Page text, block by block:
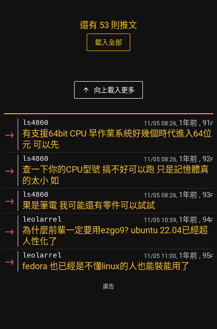
還有 53 則推文
載入全部
向上載入更多
→
ls4860 11/05 08:26, 1年前 , 91 F
有支援64bit CPU 早作業系統好幾個時代進入64位
元 可以先
→
ls4860 11/05 08:26, 1年前 , 92F
查一下你的CPU型號 搞不好可以跑 只是記憶體真
的太小 如
→ ls4860 11/05 08:26, 1年前 , 93F
果是筆電 我可能還有零件可以試試
→
leolarrel 11/05 10:59, 1年前 , 94F
為什麼前輩一定要用ezgo9? ubuntu 22.04已經超
人性化了
→ leolarrel 11/05 11:00, 1年前 , 95F
fedora 也已經是不懂linux的人也能裝能用了
廣告